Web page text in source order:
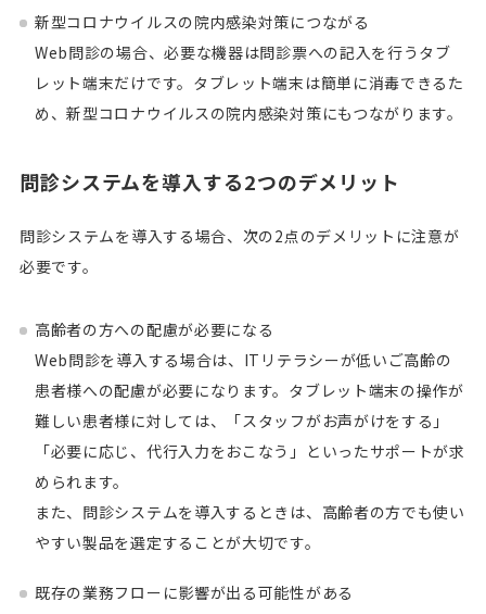
新型コロナウイルスの院内感染対策につながる
Web問診の場合、必要な機器は問診票への記入を行うタブ
レット端末だけです。タブレット端末は簡単に消毒できるた
め、新型コロナウイルスの院内感染対策にもつながります。
問診システムを導入する2つのデメリット
問診システムを導入する場合、次の2点のデメリットに注意が
必要です。
高齢者の方への配慮が必要になる
Web問診を導入する場合は、ITリテラシーが低いご高齢の
患者様への配慮が必要になります。タブレット端末の操作が
難しい患者様に対しては、「スタッフがお声がけをする」
「必要に応じ、代行入力をおこなう」といったサポートが求
められます。
また、問診システムを導入するときは、高齢者の方でも使い
やすい製品を選定することが大切です。
既存の業務フローに影響が出る可能性がある